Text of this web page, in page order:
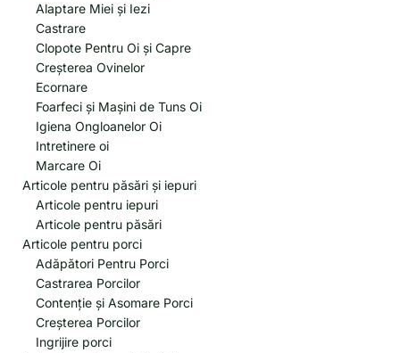
Alaptare Miei și Iezi
Castrare
Clopote Pentru Oi și Capre
Creșterea Ovinelor
Ecornare
Foarfeci și Mașini de Tuns Oi
Igiena Ongloanelor Oi
Intretinere oi
Marcare Oi
Articole pentru păsări și iepuri
Articole pentru iepuri
Articole pentru păsări
Articole pentru porci
Adăpători Pentru Porci
Castrarea Porcilor
Contenție și Asomare Porci
Creșterea Porcilor
Ingrijire porci